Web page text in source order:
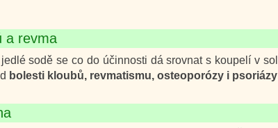
a revma
sodě se co do účinnosti dá srovnat s koupelí v
bolesti kloubů, revmatismu, osteoporózy i psoriázy